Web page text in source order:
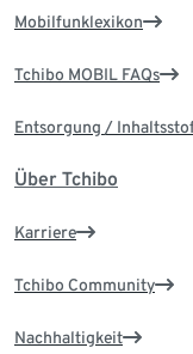
Mobilfunklexikon
Tchibo MOBIL FAQs
Entsorgung /
Über Tchibo
Karriere
Tchibo Community
Nachhaltigkeit